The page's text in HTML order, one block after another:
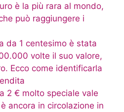
è la più rara al mondo,
può raggiungere i
da 1 centesimo è stata
volte il suo valore,
Ecco come identificarla
2 € molto speciale vale
ancora in circolazione in